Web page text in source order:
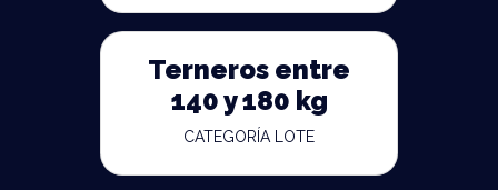
Terneros entre
140 y 180 kg
CATEGORÍA LOTE